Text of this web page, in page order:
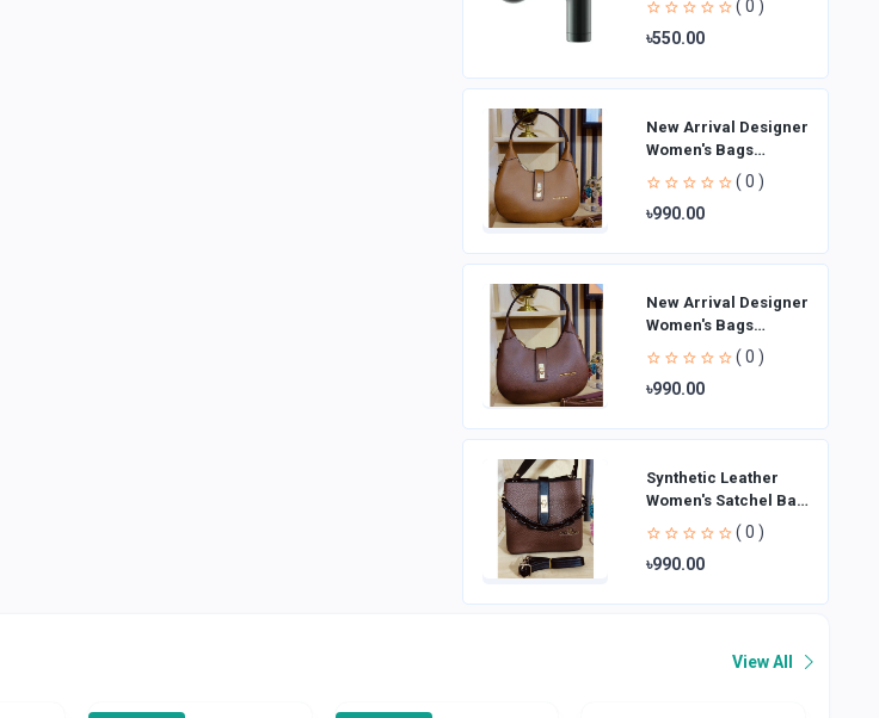
( 0 )
৳550.00
New Arrival Designer
Women′s Bags
Fashion Curved
design Handbags
Shoulder Bag La
( 0 )
৳990.00
New Arrival Designer
Women′s Bags
Fashion Curved
design Handbags
Shoulder Bag La
( 0 )
৳990.00
Synthetic Leather
Women's Satchel Bag
| Ladies Purse
Handbag | Handheld
Bag | Sl
( 0 )
৳990.00
View All